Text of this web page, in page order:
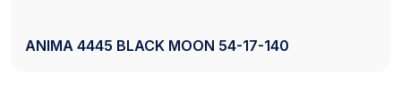
54-17-140 AXESS 2742 BLACK 50-